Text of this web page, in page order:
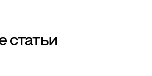
статьи